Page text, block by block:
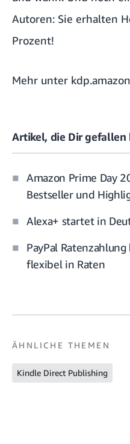
Autoren: Sie erhalten
Prozent!
Mehr unter
Artikel, die Dir gefallen
Amazon Prime Day
Bestseller und
Alexa+ startet in
PayPal
flexibel in Raten
ÄHNLICHE THEMEN
Kindle Direct Publishing